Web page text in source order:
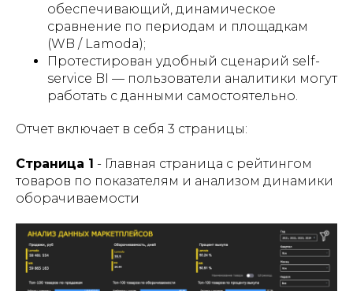
обеспечивающий, динамическое
сравнение по периодам и площадкам
(WB / Lamoda);
Протестирован удобный сценарий self-
service BI — пользователи аналитики могут
работать с данными самостоятельно.
Отчет включает в себя 3 страницы:
Страница 1 - Главная страница с рейтингом
товаров по показателям и анализом динамики
оборачиваемости